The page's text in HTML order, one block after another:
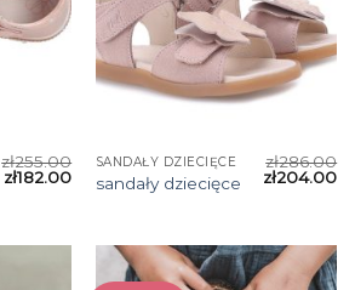
zł255.00
zł182.00
SANDAŁY DZIECIĘCE
sandały dziecięce
zł286.00
zł204.00